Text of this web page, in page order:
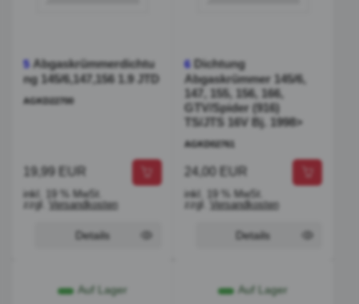
5 Abgaskrümmerdichtu
ng 145/6,147,156 1.9 JTD
AGKD22700
19,99 EUR
inkl. 19 % MwSt.
zzgl.
Versandkosten
Details
6Dichtung
Abgaskrümmer 145/6,
147, 155, 156, 166,
GTV/Spider (916)
TS/JTS 16V Bj. 1998>
AGKD02761
24,00 EUR
inkl. 19 % MwSt.
zzgl.
Versandkosten
Details
Auf Lager Auf Lager